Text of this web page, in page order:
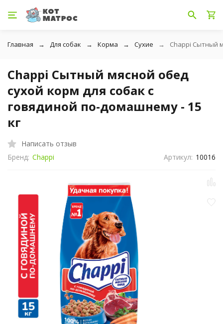
Главная Для собак Корма Сухие Chappi Сытный
Chappi Сытный мясной обед
сухой корм для собак с
говядиной по-домашнему - 15
кг
Написать отзыв
Бренд: Chappi Артикул: 10016